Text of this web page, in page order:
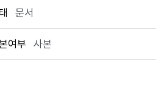
문서
여부 사본